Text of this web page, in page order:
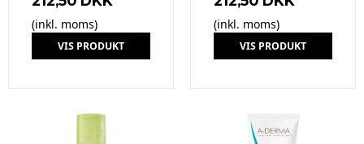
(inkl. moms)
VIS PRODUKT
(inkl. moms)
VIS PRODUKT